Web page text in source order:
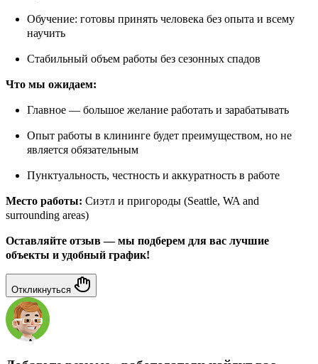
Обучение: готовы принять человека без опыта и всему
научить
Стабильный объем работы без сезонных спадов
Что мы ожидаем:
Главное — большое желание работать и зарабатывать
Опыт работы в клининге будет преимуществом, но не
является обязательным
Пунктуальность, честность и аккуратность в работе
Место работы: Сиэтл и пригороды (Seattle, WA and
surrounding areas)
Оставляйте отзыв — мы подберем для вас лучшие
объекты и удобный график!
Откликнуться